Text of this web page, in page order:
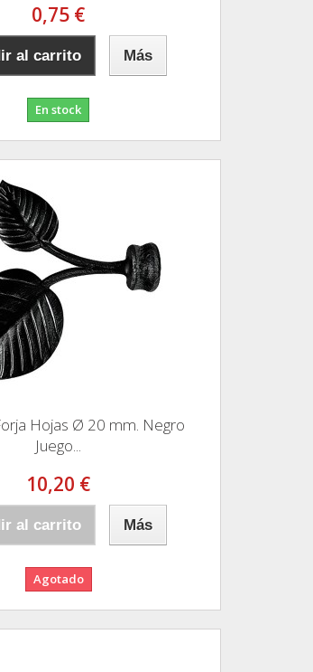
0,75 €
al carrito Más
En stock
Hojas Ø 20 mm. Negro
Juego...
10,20 €
al carrito Más
Agotado